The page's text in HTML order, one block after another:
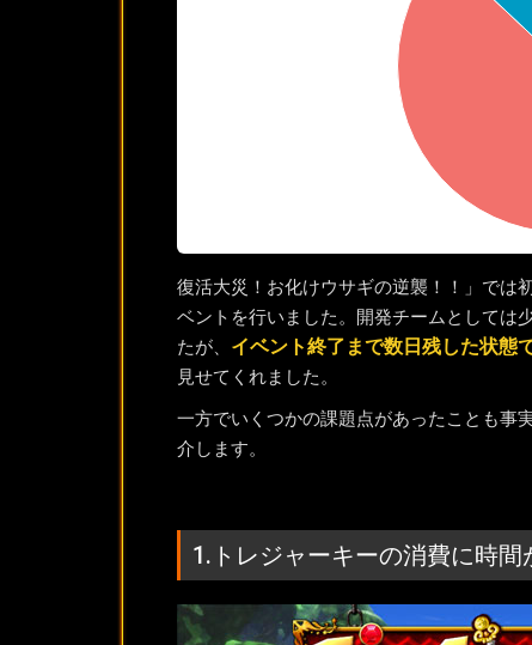
復活大災！お化けウサギの逆襲！！」では
ベントを行いました。開発チームとしては
たが、 イベント終了まで数日残した状態
見せてくれました。
一方でいくつかの課題点があったことも事
介します。
1.トレジャーキーの消費に時間